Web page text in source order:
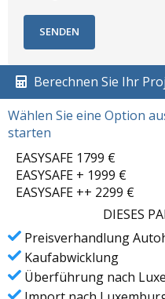
Berechnen Sie Ihr
Wählen Sie eine Option
starten
EASYSAFE 1799 €
EASYSAFE + 1999 €
EASYSAFE ++ 2299 €
DIESES
Preisverhandlung
Kaufabwicklung
Überführung nach